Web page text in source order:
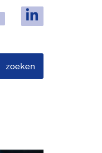
zoeken